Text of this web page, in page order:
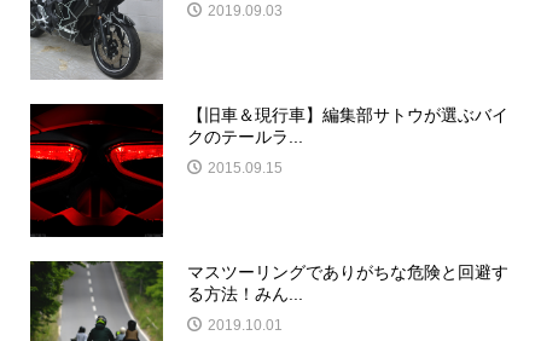
2019.09.03
【旧車＆現行車】編集部サトウが選ぶバイ
クのテールラ...
2015.09.15
マスツーリングでありがちな危険と回避す
る方法！みん...
2019.10.01